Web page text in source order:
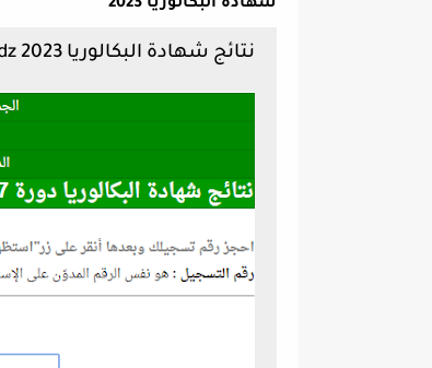
شهادة البكالوريا 2023
نتائج شهادة البكالوريا 2023 bac.onec.dz